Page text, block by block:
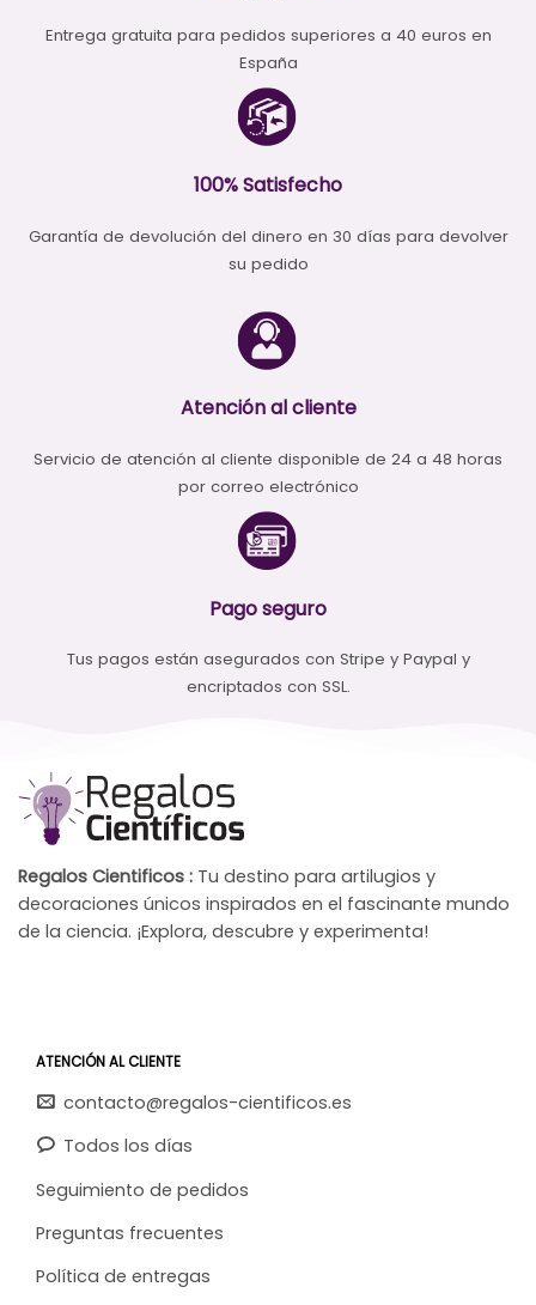
Entrega gratuita para pedidos superiores a 40 euros en
España
100% Satisfecho
Garantía de devolución del dinero en 30 días para devolver
su pedido
Atención al cliente
Servicio de atención al cliente disponible de 24 a 48 horas
por correo electrónico
Pago seguro
Tus pagos están asegurados con Stripe y Paypal y
encriptados con SSL.
Regalos Cientificos : Tu destino para artilugios y
decoraciones únicos inspirados en el fascinante mundo
de la ciencia. ¡Explora, descubre y experimenta!
ATENCIÓN AL CLIENTE
contacto@regalos-cientificos.es
Todos los días
Seguimiento de pedidos
Preguntas frecuentes
Política de entregas